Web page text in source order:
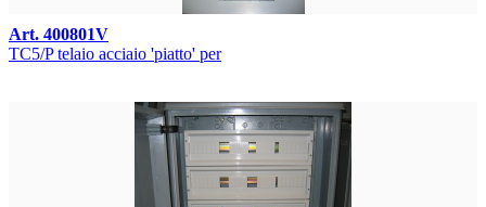
Art. 400801V
TC5/P telaio acciaio 'piatto' per